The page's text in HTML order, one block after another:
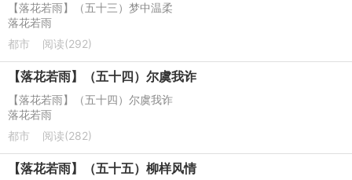
【落花若雨】（五十三）梦中温柔
落花若雨
都市
阅读(292)
【落花若雨】（五十四）尔虞我诈
【落花若雨】（五十四）尔虞我诈
落花若雨
都市
阅读(282)
【落花若雨】（五十五）柳样风情